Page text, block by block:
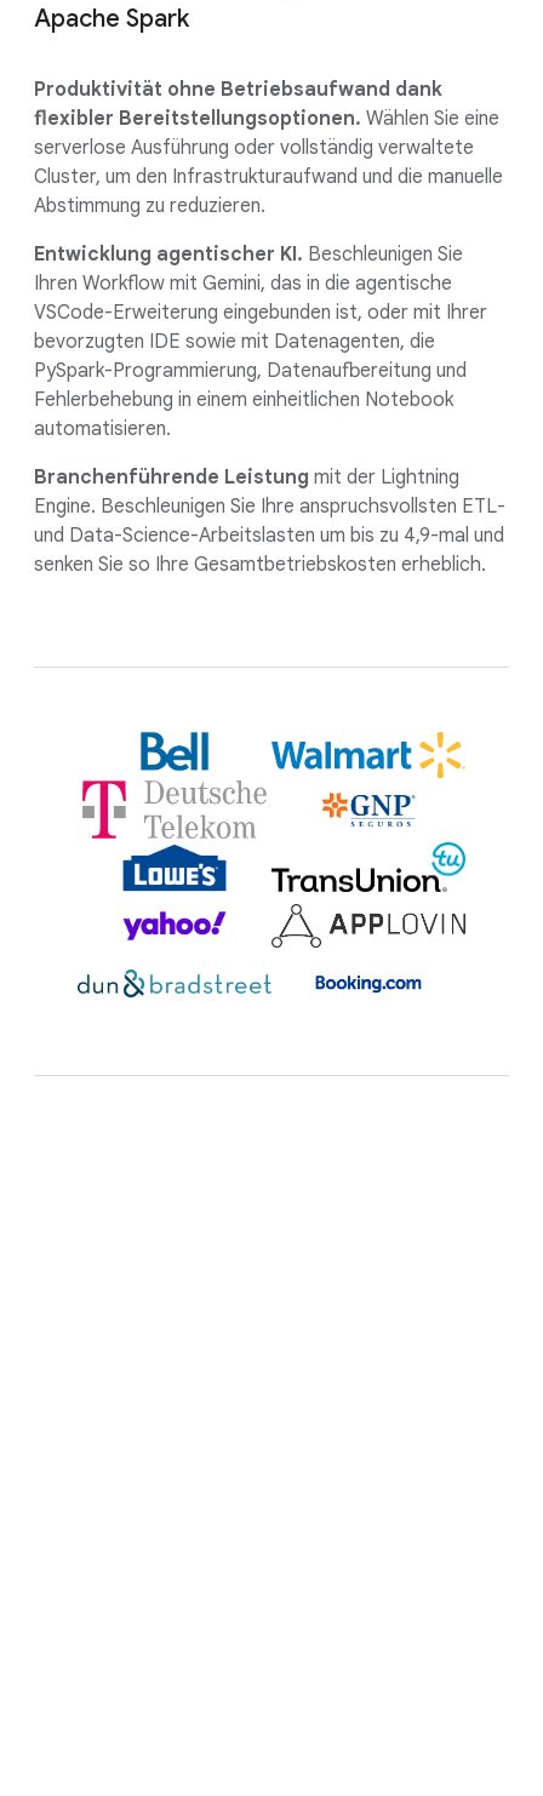
Apache Spark
Produktivität ohne Betriebsaufwand dank
flexibler Bereitstellungsoptionen. Wählen Sie eine
serverlose Ausführung oder vollständig verwaltete
Cluster, um den Infrastrukturaufwand und die manuelle
Abstimmung zu reduzieren.
Entwicklung agentischer KI. Beschleunigen Sie
Ihren Workflow mit Gemini, das in die agentische
VSCode-Erweiterung eingebunden ist, oder mit Ihrer
bevorzugten IDE sowie mit Datenagenten, die
PySpark-Programmierung, Datenaufbereitung und
Fehlerbehebung in einem einheitlichen Notebook
automatisieren.
Branchenführende Leistung mit der Lightning
Engine. Beschleunigen Sie Ihre anspruchsvollsten ETL-
und Data-Science-Arbeitslasten um bis zu 4,9-mal und
senken Sie so Ihre Gesamtbetriebskosten erheblich.